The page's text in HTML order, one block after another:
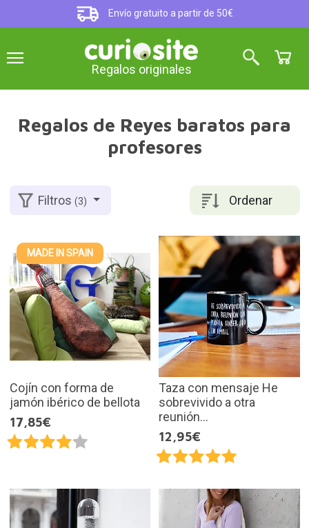
Envío gratuito a partir de 50€
Regalos originales
Regalos de Reyes baratos para
profesores
Ordenar
Filtros(3)
MADE IN SPAIN
Cojín con forma de
jamón ibérico de bellota
17,85€
Taza con mensaje He
sobrevivido a otra
reunión...
12,95€